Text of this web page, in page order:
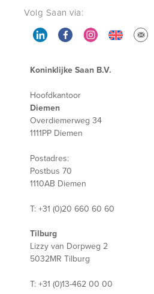
Volg Saan via:
Koninklijke Saan B.V.
Hoofdkantoor
Diemen
Overdiemerweg 34
1111PP Diemen
Postadres:
Postbus 70
1110AB Diemen
T: +31 (0)20 660 60 60
Tilburg
Lizzy van Dorpweg 2
5032MR Tilburg
T: +31 (0)13-462 00 00